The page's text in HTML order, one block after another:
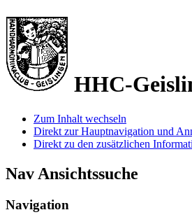
HHC-
Zum Inhalt wechseln
Direkt zur Hauptnavigation und
Direkt zu den zusätzlichen
Nav Ansichtssuche
Navigation